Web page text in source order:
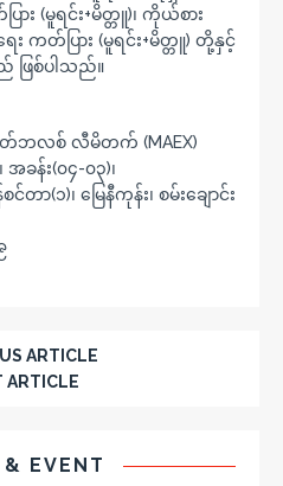
ား (မူရင်း+မိတ္တူ)၊ ကိုယ်စား
ကတ်ပြား (မူရင်း+မိတ္တူ) တို့နှင့်
ြစ်ပါသည်။
တ်ဘလစ် လီမိတက် (MAEX)
ခန်း(၀၄-၀၃)၊
ာ(၁)၊ မြေနီကုန်း၊ စမ်းချောင်း
ARTICLE
ARTICLE
& EVENT